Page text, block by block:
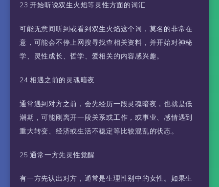
23.开始听说双生火焰等灵性方面的词汇
可能无意间听到或看到双生火焰这个词，莫名的非常在
意，可能会不停上网搜寻找查相关资料，并开始对神秘
学、灵性成长、哲学、爱相关的内容感兴趣。
24.相遇之前的灵魂暗夜
通常遇到对方之前，会先经历一段灵魂暗夜，也就是低
潮期，可能刚离开一段关系或工作，或事业、感情遇到
重大转变、经济或生活不稳定等比较混乱的状态。
25.通常一方先灵性觉醒
有一方先认出对方，通常是生理性别中的女性。如果生